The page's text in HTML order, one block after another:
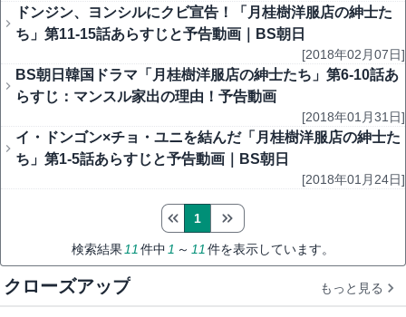
ドンジン、ヨンシルにクビ宣告！「月桂樹洋服店の紳士た
ち」第11-15話あらすじと予告動画｜BS朝日
[2018年02月07日]
BS朝日韓国ドラマ「月桂樹洋服店の紳士たち」第6-10話あ
らすじ：マンスル家出の理由！予告動画
[2018年01月31日]
イ・ドンゴン×チョ・ユニを結んだ「月桂樹洋服店の紳士た
ち」第1-5話あらすじと予告動画｜BS朝日
[2018年01月24日]
検索結果 11 件中 1 ～ 11 件を表示しています。
1
クローズアップ もっと見る